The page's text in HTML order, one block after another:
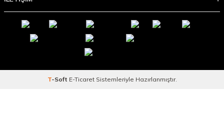
T-Soft E-TicaretSistemleriyle Hazırlanmıştır.